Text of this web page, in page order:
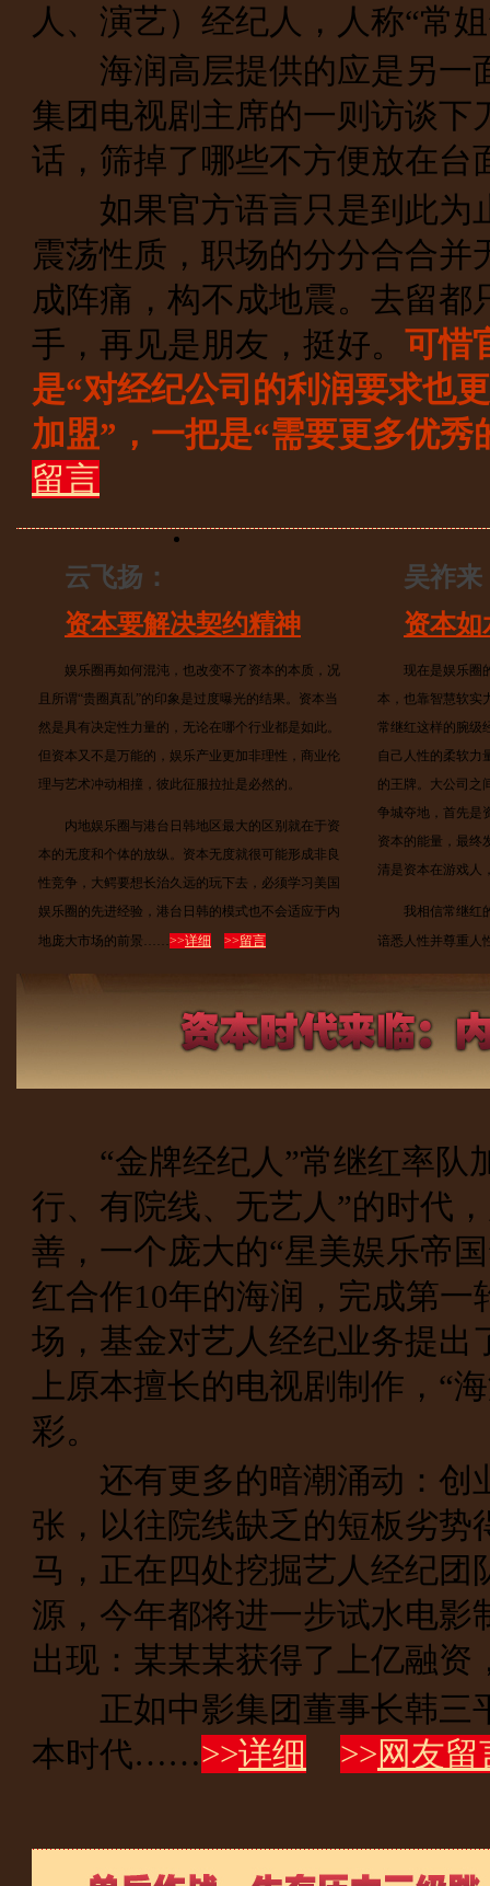
人、演艺）经纪人，人称“常
海润高层提供的应是另一
集团电视剧主席的一则访谈
话，筛掉了哪些不方便放在台
如果官方语言只是到此为
震荡性质，职场的分分合合
成阵痛，构不成地震。去留
手，再见是朋友，挺好。 可惜
是“对经纪公司的利润要求也
加盟”，一把是“需要更多优秀
留言
云飞扬：
资本要解决契约精神
娱乐圈再如何混沌，也改变不了资本的本质，况
且所谓“贵圈真乱”的印象是过度曝光的结果。资本当
然是具有决定性力量的，无论在哪个行业都是如此。
但资本又不是万能的，娱乐产业更加非理性，商业伦
理与艺术冲动相撞，彼此征服拉扯是必然的。
内地娱乐圈与港台日韩地区最大的区别就在于资
本的无度和个体的放纵。资本无度就很可能形成非良
性竞争，大鳄要想长治久远的玩下去，必须学习美国
娱乐圈的先进经验，港台日韩的模式也不会适应于内
地庞大市场的前景……>>详细 >>留言
吴祚来
资本如
现在是娱乐圈的
本，也靠智慧软实
常继红这样的腕级
自己人性的柔软力
的王牌。大公司之
争城夺地，首先是
资本的能量，最终
清是资本在游戏人
我相信常继红的
谙悉人性并尊重
“金牌经纪人”常继红率队
行、有院线、无艺人”的时代
善，一个庞大的“星美娱乐帝
红合作10年的海润，完成第
场，基金对艺人经纪业务提
上原本擅长的电视剧制作，“
彩。
还有更多的暗潮涌动：创
张，以往院线缺乏的短板劣
马，正在四处挖掘艺人经纪
源，今年都将进一步试水电
出现：某某某获得了上亿融
正如中影集团董事长韩三
本时代……>>详细 >>网友留